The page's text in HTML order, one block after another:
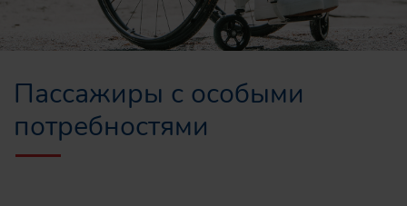
Пассажиры с особыми
потребностями